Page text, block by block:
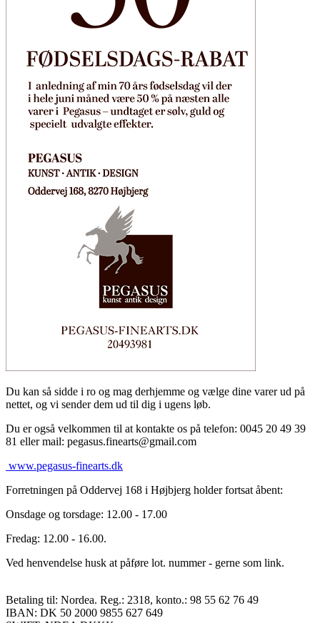
Du kan så sidde i ro og mag derhjemme og vælge dine varer ud på
nettet, og vi sender dem ud til dig i ugens løb.
Du er også velkommen til at kontakte os på telefon: 0045 20 49 39
81 eller mail: pegasus.finearts@gmail.com
www.pegasus-finearts.dk
Forretningen på Oddervej 168 i Højbjerg holder fortsat åbent:
Onsdage og torsdage: 12.00 - 17.00
Fredag: 12.00 - 16.00.
Ved henvendelse husk at påføre lot. nummer - gerne som link.
Betaling til: Nordea. Reg.: 2318, konto.: 98 55 62 76 49
IBAN: DK 50 2000 9855 627 649